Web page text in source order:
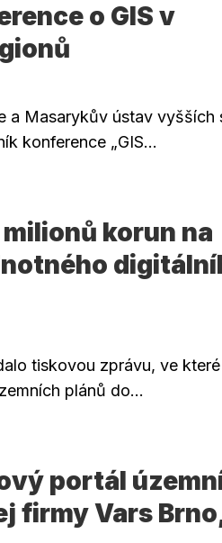
o GIS v
a Masarykův ústav vyšších
konference „GIS...
korun na
tiskovou zprávu, ve které
plánů do...
portál
firmy Vars